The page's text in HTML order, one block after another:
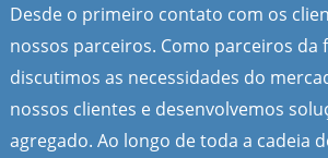
Desde o primeiro contato com os
nossos parceiros. Como parceiros da
discutimos as necessidades do
nossos clientes e desenvolvemos
agregado. Ao longo de toda a cadeia